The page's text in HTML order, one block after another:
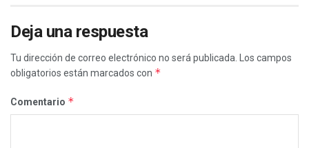
Deja una respuesta
Tu dirección de correo electrónico no será publicada.
Los campos
obligatorios están marcados con *
Comentario *